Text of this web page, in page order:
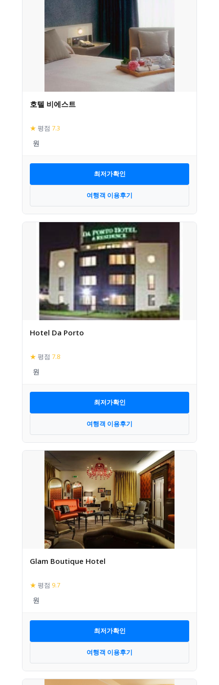
호텔 비에스트
★ 평점 7.3
최저가확인
여행객 이용후기
Hotel Da Porto
★ 평점 7.8
최저가확인
여행객 이용후기
Glam Boutique Hotel
★ 평점 9.7
최저가확인
여행객 이용후기